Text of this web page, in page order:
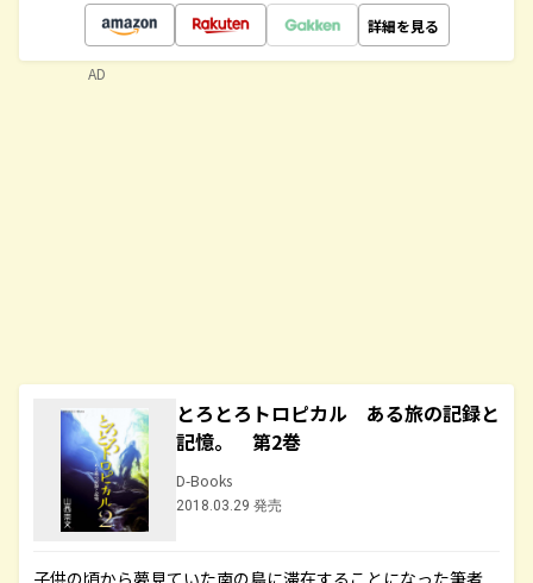
詳細を見る
とろとろトロピカル ある旅の記録と
記憶。 第2巻
D-Books
2018.03.29 発売
子供の頃から夢見ていた南の島に滞在することになった筆者
AD